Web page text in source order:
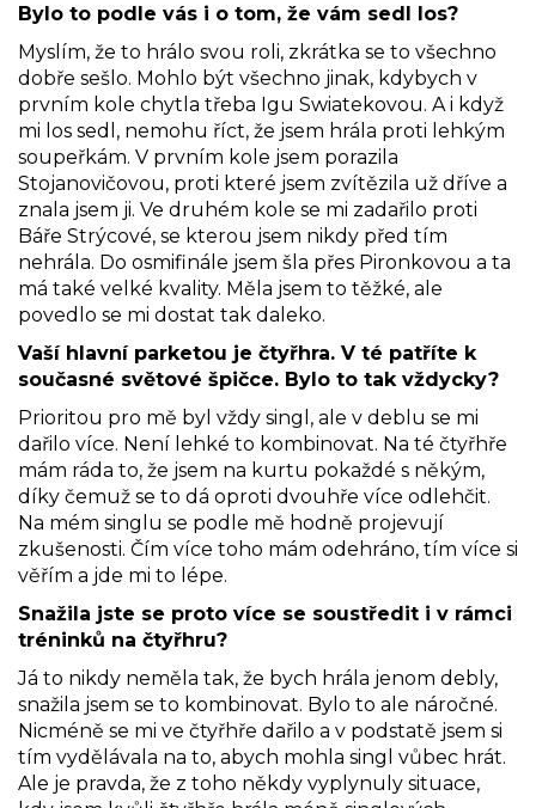
Bylo to podle vás i o tom, že vám sedl los?
Myslím, že to hrálo svou roli, zkrátka se to všechno
dobře sešlo. Mohlo být všechno jinak, kdybych v
prvním kole chytla třeba Igu Swiatekovou. A i když
mi los sedl, nemohu říct, že jsem hrála proti lehkým
soupeřkám. V prvním kole jsem porazila
Stojanovičovou, proti které jsem zvítězila už dříve a
znala jsem ji. Ve druhém kole se mi zadařilo proti
Báře Strýcové, se kterou jsem nikdy před tím
nehrála. Do osmifinále jsem šla přes Pironkovou a ta
má také velké kvality. Měla jsem to těžké, ale
povedlo se mi dostat tak daleko.
Vaší hlavní parketou je čtyřhra. V té patříte k
současné světové špičce. Bylo to tak vždycky?
Prioritou pro mě byl vždy singl, ale v deblu se mi
dařilo více. Není lehké to kombinovat. Na té čtyřhře
mám ráda to, že jsem na kurtu pokaždé s někým,
díky čemuž se to dá oproti dvouhře více odlehčit.
Na mém singlu se podle mě hodně projevují
zkušenosti. Čím více toho mám odehráno, tím více si
věřím a jde mi to lépe.
Snažila jste se proto více se soustředit i v rámci
tréninků na čtyřhru?
Já to nikdy neměla tak, že bych hrála jenom debly,
snažila jsem se to kombinovat. Bylo to ale náročné.
Nicméně se mi ve čtyřhře dařilo a v podstatě jsem si
tím vydělávala na to, abych mohla singl vůbec hrát.
Ale je pravda, že z toho někdy vyplynuly situace,